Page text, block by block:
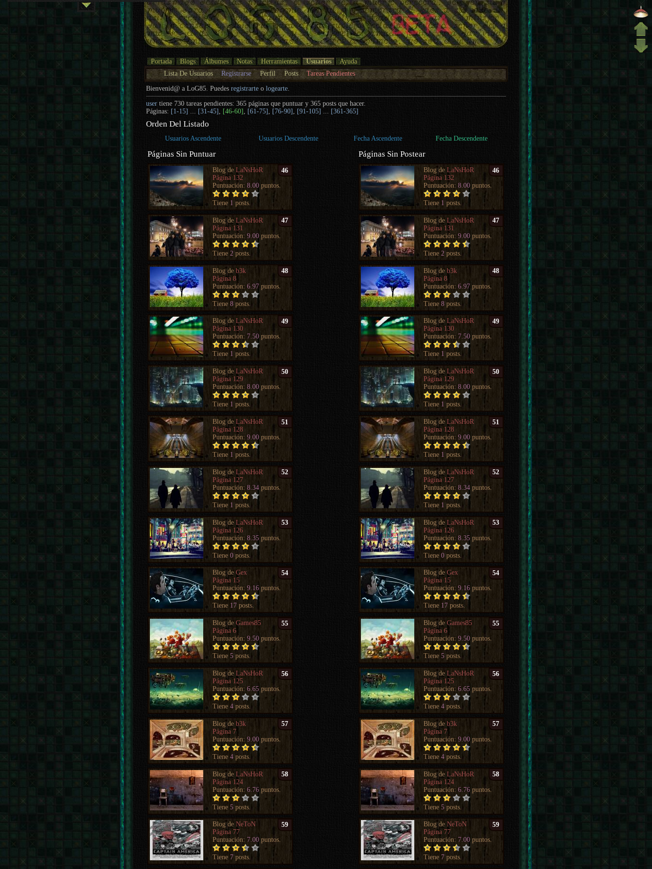
Portada Blogs Álbumes Notas Herramientas Usuarios
Ayuda
Lista De Usuarios
Registrarse Perfil Posts Tareas Pendientes
Bienvenid@ a LoG85. Puedesregistrarte ologearte.
user tiene 730 tareas pendientes: 365 páginas que puntuar y 365 posts que hacer.
Páginas: [1-15] [31-45] [46-60] [61-75] [76-90] [91-105] [361-365]
Orden Del Listado
Usuarios Ascendente Usuarios Descendente Fecha Ascendente Fecha Descendente
Páginas Sin Puntuar
46
Blog deLaNsHoR
Página 132
Puntuación:8.00 puntos.
Tiene 1 posts.
47
Blog deLaNsHoR
Página 131
Puntuación:9.00 puntos.
Tiene 2 posts.
48
Blog deb3k
Página 8
Puntuación:6.97 puntos.
Tiene8 posts.
49
Blog deLaNsHoR
Página 130
Puntuación: 7.50 puntos.
Tiene 1 posts.
50
Blog deLaNsHoR
Página 129
Puntuación:8.00 puntos.
Tiene 1 posts.
51
Blog deLaNsHoR
Página 128
Puntuación:9.00 puntos.
Tiene 1 posts.
52
Blog deLaNsHoR
Página 127
Puntuación:8.34 puntos.
Tiene 1 posts.
53
Blog deLaNsHoR
Página 126
Puntuación:8.35 puntos.
Tiene0 posts.
54
Blog deGex
Página 15
Puntuación:9.16 puntos.
Tiene 17 posts.
55
Blog deGames85
Página 6
Puntuación:9.50 puntos.
Tiene5 posts.
56
Blog deLaNsHoR
Página 125
Puntuación:6.65 puntos.
Tiene4 posts.
57
Blog deb3k
Página 7
Puntuación:9.00 puntos.
Tiene4 posts.
58
Blog deLaNsHoR
Página 124
Puntuación:6.76 puntos.
Tiene5 posts.
59
Blog deNeToN
Página 77
Puntuación: 7.00 puntos.
Tiene 7 posts.
Páginas Sin Postear
46
Blog deLaNsHoR
Página 132
Puntuación:8.00 puntos.
Tiene 1 posts.
47
Blog deLaNsHoR
Página 131
Puntuación:9.00 puntos.
Tiene 2 posts.
48
Blog deb3k
Página 8
Puntuación:6.97 puntos.
Tiene8 posts.
49
Blog deLaNsHoR
Página 130
Puntuación: 7.50 puntos.
Tiene 1 posts.
50
Blog deLaNsHoR
Página 129
Puntuación:8.00 puntos.
Tiene 1 posts.
51
Blog deLaNsHoR
Página 128
Puntuación:9.00 puntos.
Tiene 1 posts.
52
Blog deLaNsHoR
Página 127
Puntuación:8.34 puntos.
Tiene 1 posts.
53
Blog deLaNsHoR
Página 126
Puntuación:8.35 puntos.
Tiene0 posts.
54
Blog deGex
Página 15
Puntuación:9.16 puntos.
Tiene 17 posts.
55
Blog deGames85
Página 6
Puntuación:9.50 puntos.
Tiene5 posts.
56
Blog deLaNsHoR
Página 125
Puntuación:6.65 puntos.
Tiene4 posts.
57
Blog deb3k
Página 7
Puntuación:9.00 puntos.
Tiene4 posts.
58
Blog deLaNsHoR
Página 124
Puntuación:6.76 puntos.
Tiene5 posts.
59
Blog deNeToN
Página 77
Puntuación: 7.00 puntos.
Tiene 7 posts.